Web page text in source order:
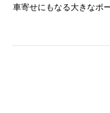
車寄せにもなる大きなポ